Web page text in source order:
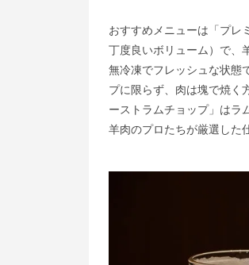
おすすめメニューは「プレ
丁度良いボリューム）で、
無冷凍でフレッシュな状態
プに限らず、肉は塊で焼く
ーストラムチョップ」はラ
羊肉のプロたちが厳選した